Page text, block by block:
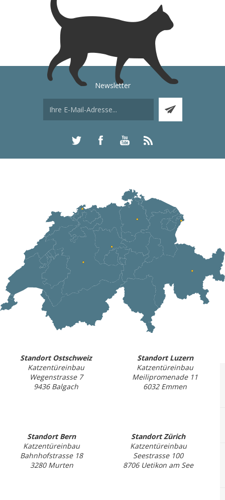
Newsletter
Standort Ostschweiz
Katzentüreinbau
Wegenstrasse 7
9436 Balgach
Standort Luzern
Katzentüreinbau
Meilipromenade 11
6032 Emmen
Standort Bern
Katzentüreinbau
Bahnhofstrasse 18
3280 Murten
Standort Zürich
Katzentüreinbau
Seestrasse 100
8706 Uetikon am See